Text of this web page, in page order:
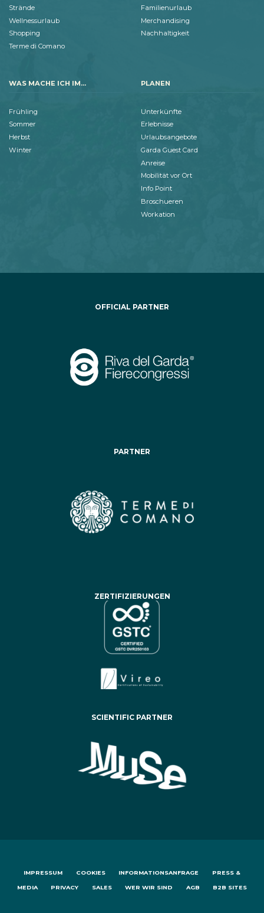
Strände
Wellnessurlaub
Shopping
Terme di Comano
Familienurlaub
Merchandising
Nachhaltigkeit
WAS MACHE ICH IM...
Frühling
Sommer
Herbst
Winter
PLANEN
Unterkünfte
Erlebnisse
Urlaubsangebote
Garda Guest Card
Anreise
Mobilität vor Ort
Info Point
Broschueren
Workation
OFFICIAL PARTNER
PARTNER
ZERTIFIZIERUNGEN
SCIENTIFIC PARTNER
IMPRESSUM COOKIES INFORMATIONSANFRAGE PRESS &
MEDIA PRIVACY SALES WER WIR SIND AGB B2B SITES